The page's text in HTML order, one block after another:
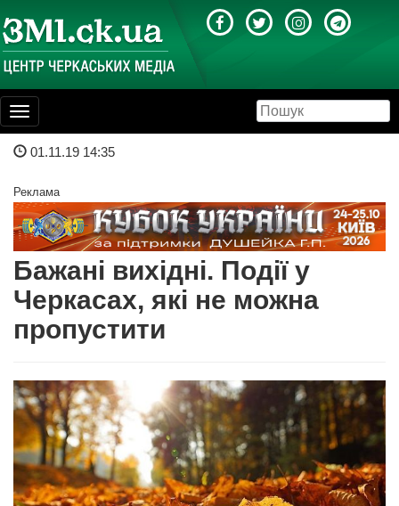
Toggle
navigation
01.11.19 14:35
Реклама
Бажані вихідні. Події у
Черкасах, які не можна
пропустити